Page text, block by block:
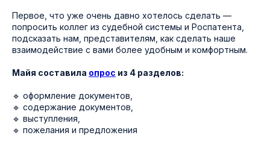
Первое, что уже очень давно хотелось сделать —
попросить коллег из судебной системы и Роспатента,
подсказать нам, представителям, как сделать наше
взаимодействие с вами более удобным и комфортным.
Майя составила опрос из 4 разделов:
🔹 оформление документов,
🔹 содержание документов,
🔹 выступления,
🔹 пожелания и предложения